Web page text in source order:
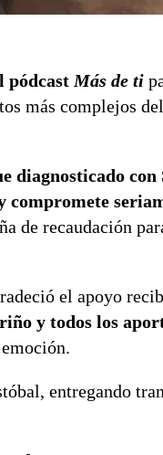
pódcastMás de ti
más complejos
diagnosticado
de recaudación
el apoyo
y todos los
entregando